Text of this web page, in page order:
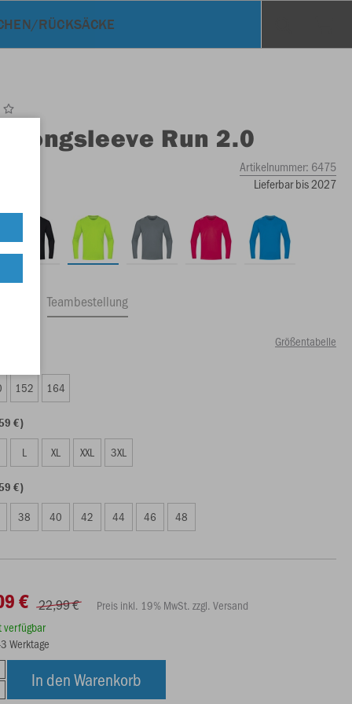
RÜCKSÄCKE
Longsleeve Run 2.0
Artikelnummer: 6475
Lieferbar bis 2027
Teambestellung
Größentabelle
152 164
€)
L XL XXL 3XL
€)
38 40 42 44 46 48
€ 22,99 €
Preis inkl. 19% MwSt. zzgl. Versand
verfügbar
Werktage
In den Warenkorb